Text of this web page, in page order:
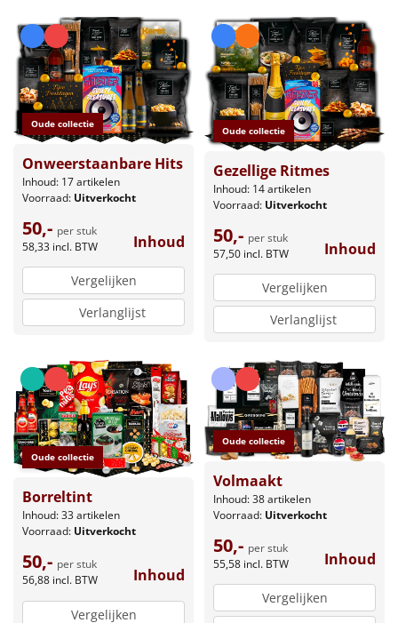
Oude collectie
Onweerstaanbare Hits
Inhoud: 17 artikelen
Voorraad: Uitverkocht
50,- per stuk
58,33 incl. BTW Inhoud
Vergelijken
Verlanglijst
Oude collectie
Gezellige Ritmes
Inhoud: 14 artikelen
Voorraad: Uitverkocht
50,- per stuk
57,50 incl. BTW Inhoud
Vergelijken
Verlanglijst
Oude collectie
Borreltint
Inhoud: 33 artikelen
Voorraad: Uitverkocht
50,- per stuk
56,88 incl. BTW Inhoud
Vergelijken
Oude collectie
Volmaakt
Inhoud: 38 artikelen
Voorraad: Uitverkocht
50,- per stuk
55,58 incl. BTW Inhoud
Vergelijken